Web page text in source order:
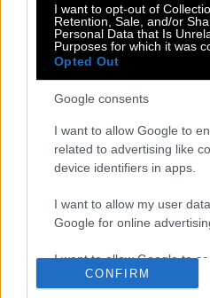
I want to opt-out of
Retention, Sale, and/or
Personal Data that Is
Purposes for which it was
Opted Out
Google consents
I want to allow Google to
related to advertising like
device identifiers in apps.
I want to allow my user
Google for online
I want to allow Google to
personalized advertising.
CONFIRM
Στρατής
ορμητική
έξοδά σου.
με
POP